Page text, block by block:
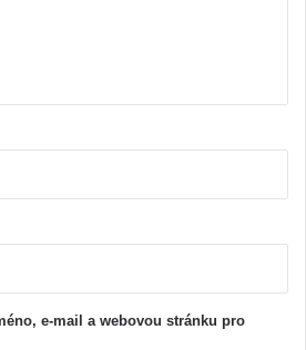
e-mail a webovou stránku pro